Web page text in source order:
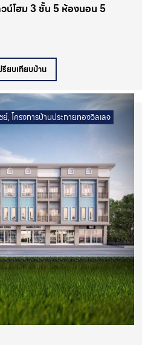
โฮม 3 ชั้น 5 ห้องนอน 5
รียบเทียบบ้าน
ย์,โครงการบ้านประกายทองวิลเลจ